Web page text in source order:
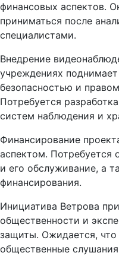
финансовых аспектов.
приниматься после
специалистами.
Внедрение
учреждениях
безопасностью и
Потребуется
систем наблюдения и
Финансирование
аспектом. Потребуется
и его обслуживание, а
финансирования.
Инициатива Ветрова
общественности и
защиты. Ожидается,
общественные